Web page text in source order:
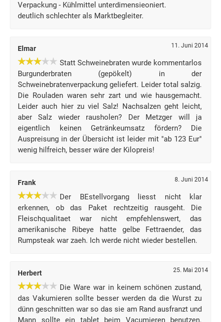
Verpackung - Kühlmittel unterdimensieoniert.
deutlich schlechter als Marktbegleiter.
Elmar 11. Juni 2014
Statt Schweinebraten wurde kommentarlos
Burgunderbraten (gepökelt) in der
Schweinebratenverpackung geliefert. Leider total salzig.
Die Rouladen waren sehr zart und wie hausgemacht.
Leider auch hier zu viel Salz! Nachsalzen geht leicht,
aber Salz wieder rausholen? Der Metzger will ja
eigentlich keinen Getränkeumsatz fördern? Die
Auspreisung in der Übersicht ist leider mit "ab 123 Eur"
wenig hilfreich, besser wäre der Kilopreis!
Frank 8. Juni 2014
Der BEstellvorgang liesst nicht klar
erkennen, ob das Paket rechtzeitig rausgeht. Die
Fleischqualitaet war nicht empfehlenswert, das
amerikanische Ribeye hatte gelbe Fettraender, das
Rumpsteak war zaeh. Ich werde nicht wieder bestellen.
Herbert 25. Mai 2014
Die Ware war in keinem schönen zustand,
das Vakumieren sollte besser werden da die Wurst zu
dünn geschnitten war so das sie am Rand ausfranzt und
Mann sollte ein tablet beim Vacumieren benutzen.